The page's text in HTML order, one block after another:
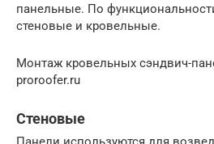
панельные. По
стеновые и кровельные.
Монтаж кровельных сэндвич-
proroofer.ru
Стеновые